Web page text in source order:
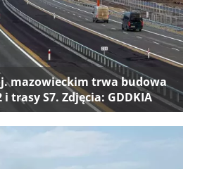
mazowieckim trwa budowa
trasy S7. Zdjęcia: GDDKIA